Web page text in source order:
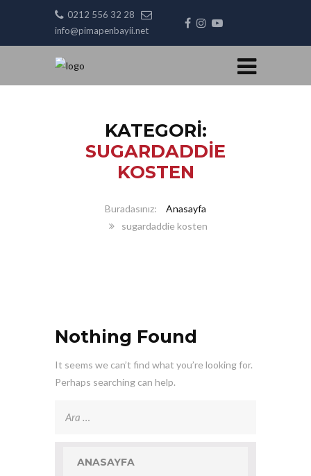
0212 556 32 28
info@pimapenbayii.net
KATEGORI:
SUGARDADDIE
KOSTEN
Anasayfa
sugardaddie kosten
Nothing Found
It seems we can’t find what you’re looking for.
Perhaps searching can help.
ANASAYFA